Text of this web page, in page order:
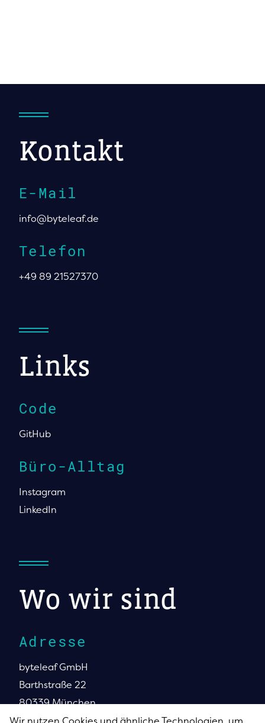
Kontakt
E-Mail
info@byteleaf.de
Telefon
+49 89 21527370
Links
Code
GitHub
Büro-Alltag
Instagram
LinkedIn
Wo wir sind
Adresse
byteleaf GmbH
Barthstraße 22
80339 München